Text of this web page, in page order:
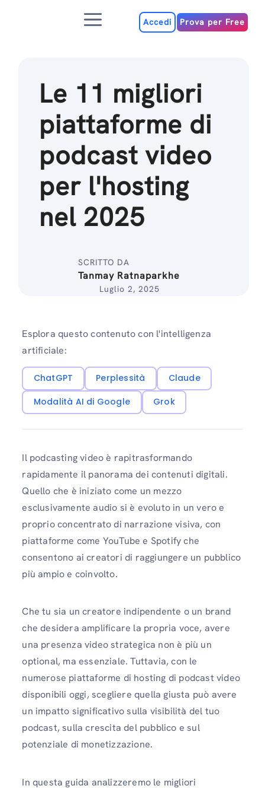
MenuAccedi Prova per Free
Le 11 migliori
piattaforme di
podcast video
per l'hosting
nel 2025
SCRITTO DA
Tanmay Ratnaparkhe
Luglio 2, 2025
Esplora questo contenuto con l'intelligenza
artificiale:
ChatGPT Perplessità
Claude
Modalità AI di Google
Grok
Il podcasting video è rapitrasformando
rapidamente il panorama dei contenuti digitali.
Quello che è iniziato come un mezzo
esclusivamente audio si è evoluto in un vero e
proprio concentrato di narrazione visiva, con
piattaforme come YouTube e Spotify che
consentono ai creatori di raggiungere un pubblico
più ampio e coinvolto.
Che tu sia un creatore indipendente o un brand
che desidera amplificare la propria voce, avere
una presenza video strategica non è più un
optional, ma essenziale. Tuttavia, con le
numerose piattaforme di hosting di podcast video
disponibili oggi, scegliere quella giusta può avere
un impatto significativo sulla visibilità del tuo
podcast, sulla crescita del pubblico e sul
potenziale di monetizzazione.
In questa guida analizzeremo le migliori